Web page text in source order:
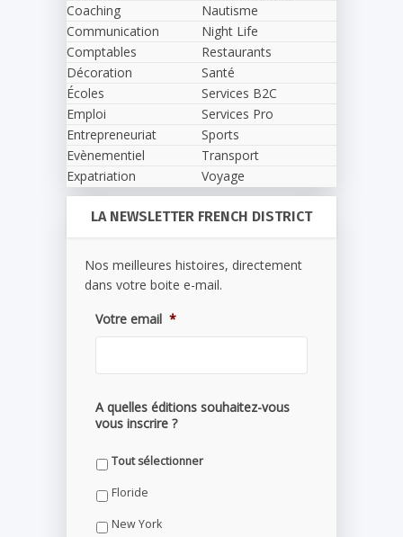
Coaching
Communication
Comptables
Décoration
Écoles
Emploi
Entrepreneuriat
Evènementiel
Expatriation
Nautisme
Night Life
Restaurants
Santé
Services B2C
Services Pro
Sports
Transport
Voyage
LA NEWSLETTER FRENCH DISTRICT
Nos meilleures histoires, directement
dans votre boite e-mail.
Votre email *
A quelles éditions souhaitez-vous
vous inscrire ?
Tout sélectionner
Floride
New York